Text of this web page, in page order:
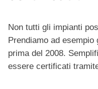
Non tutti gli impianti
Prendiamo ad esempio
prima del 2008.
essere certificati